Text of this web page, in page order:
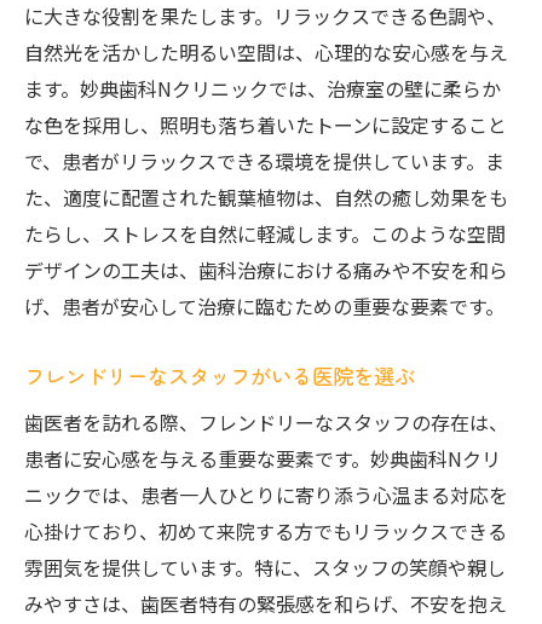
に大きな役割を果たします。リラックスできる色調や、
自然光を活かした明るい空間は、心理的な安心感を与え
ます。妙典歯科Nクリニックでは、治療室の壁に柔らか
な色を採用し、照明も落ち着いたトーンに設定すること
で、患者がリラックスできる環境を提供しています。ま
た、適度に配置された観葉植物は、自然の癒し効果をも
たらし、ストレスを自然に軽減します。このような空間
デザインの工夫は、歯科治療における痛みや不安を和ら
げ、患者が安心して治療に臨むための重要な要素です。
フレンドリーなスタッフがいる医院を選ぶ
歯医者を訪れる際、フレンドリーなスタッフの存在は、
患者に安心感を与える重要な要素です。妙典歯科Nクリ
ニックでは、患者一人ひとりに寄り添う心温まる対応を
心掛けており、初めて来院する方でもリラックスできる
雰囲気を提供しています。特に、スタッフの笑顔や親し
みやすさは、歯医者特有の緊張感を和らげ、不安を抱え